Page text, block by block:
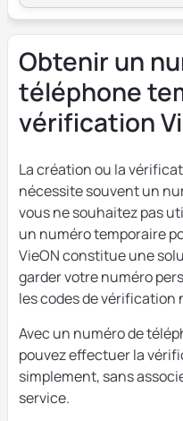
Obtenir un
téléphone
vérification
La création ou la
nécessite souvent un
vous ne souhaitez pas
un numéro temporaire
VieON constitue une
garder votre numéro
les codes de vérification
Avec un numéro de
pouvez effectuer la
simplement, sans
service.